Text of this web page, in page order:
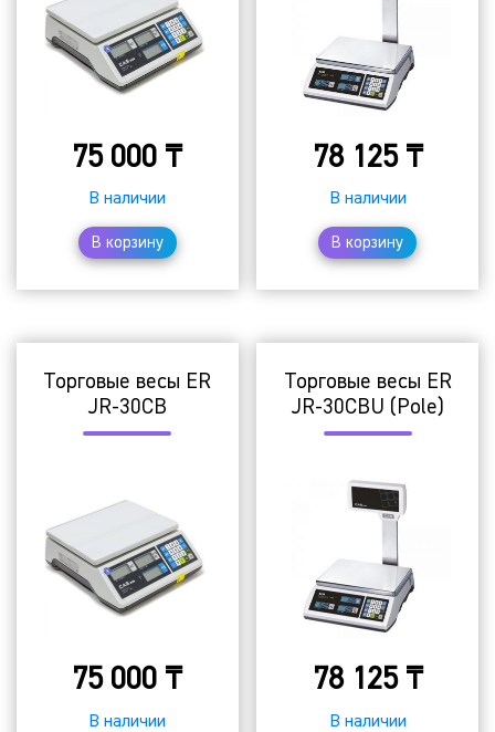
75 000 ₸
В наличии
В корзину
78 125 ₸
В наличии
В корзину
Торговые весы ER
JR-30CB
75 000 ₸
В наличии
Торговые весы ER
JR-30CBU (Pole)
78 125 ₸
В наличии